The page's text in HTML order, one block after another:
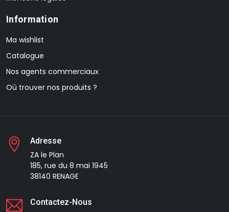
Information
Ma wishlist
Catalogue
Nos agents commerciaux
Où trouver nos produits ?
Adresse
ZA le Plan
185, rue du 8 mai 1945
38140 RENAGE
Contactez-Nous